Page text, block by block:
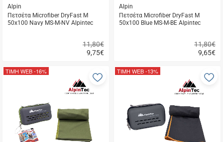
Alpin
Πετσέτα Microfiber DryFast Μ
50x100 Navy MS-M-NV Alpintec
9,75€
11,80€
αγορά
Alpin
Πετσέτα Microfiber DryFast Μ
50x100 Blue MS-M-BE Alpintec
9,65€
11,80€
αγορά
ΤΙΜΗ WEB-16%
Προσθήκη
ΤΙΜΗ WEB-13%